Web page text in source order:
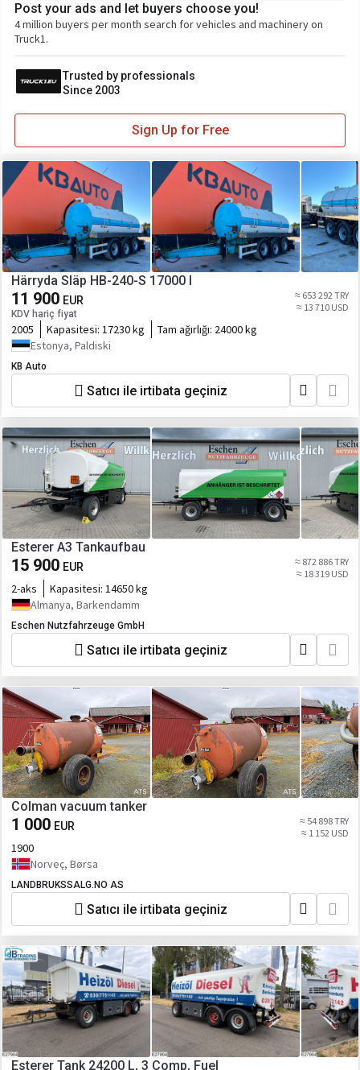
Post your ads and let buyers choose you!
4 million buyers per month search for vehicles and machinery on
Truck1.
Trusted by professionals
Since 2003
Sign Up for Free
Härryda Släp HB-240-S 17000 l
11 900 EUR
KDV hariç fiyat
≈ 653 292 TRY
≈ 13 710 USD
2005 Kapasitesi: 17230 kg Tam ağırlığı: 24000 kg
Estonya, Paldiski
KB Auto
Satıcı ile irtibata geçiniz
Esterer A3 Tankaufbau
15 900 EUR
≈ 872 886 TRY
≈ 18 319 USD
2-aks Kapasitesi: 14650 kg
Almanya, Barkendamm
Eschen Nutzfahrzeuge GmbH
Satıcı ile irtibata geçiniz
Colman vacuum tanker
1 000 EUR
≈ 54 898 TRY
≈ 1 152 USD
1900
Norveç, Børsa
LANDBRUKSSALG.NO AS
Satıcı ile irtibata geçiniz
Esterer Tank 24200 L, 3 Comp, Fuel